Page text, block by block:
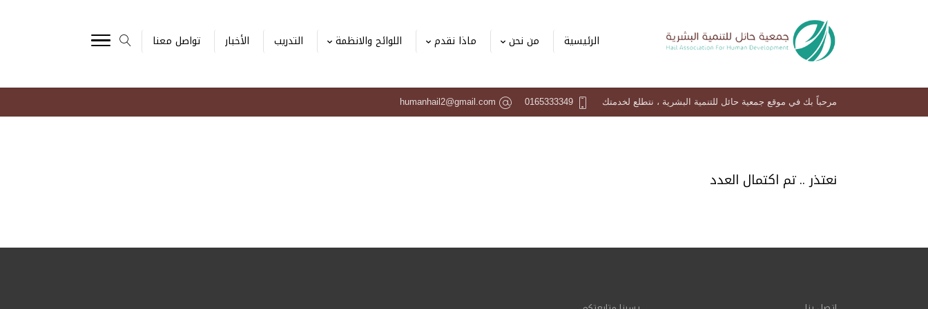
الرئيسية من نحن ماذا نقدم اللوائح والانظمة التدريب الأخبار تواصل معنا
مرحباً بك في موقع جمعية حائل للتنمية البشرية ، نتطلع لخدمتك 0165333349
humanhail2@gmail.com
نعتذر .. تم اكتمال العدد